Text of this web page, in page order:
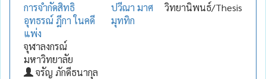
การจำกัดสิทธิ
อุทธรณ์ ฎีกา ในคดี
แพ่ง
จุฬาลงกรณ์
มหาวิทยาลัย
จรัญ ภักดีธนากุล
ปวีณา มาศ
มุททิก
วิทยานิพนธ์/Thesis